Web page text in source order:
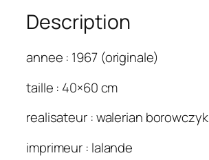
Description
annee : 1967 (originale)
taille : 40×60 cm
realisateur : walerian borowczyk
imprimeur : lalande